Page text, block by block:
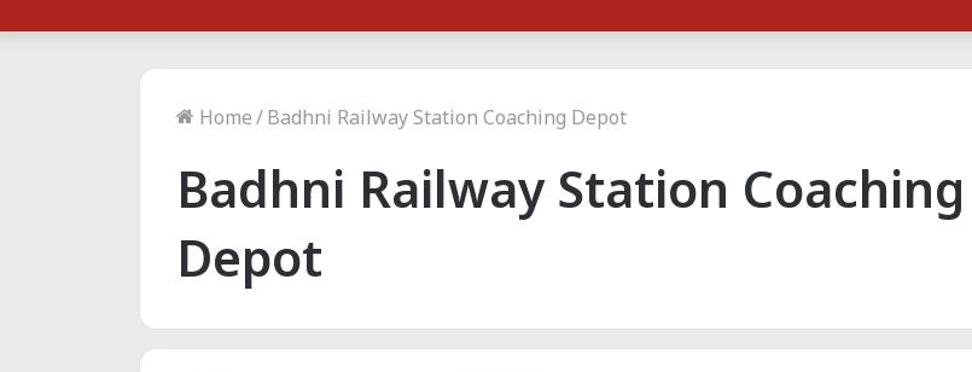
Home/Badhni Railway Station Coaching Depot
Badhni Railway Station Coaching
Depot